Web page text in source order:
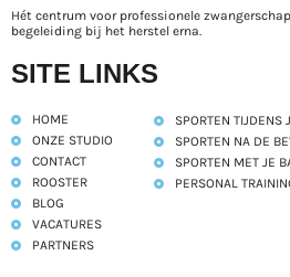
Hét centrum voor professionele
begeleiding bij het herstel erna.
SITE LINKS
HOME
ONZE STUDIO
CONTACT
ROOSTER
BLOG
VACATURES
PARTNERS
SPORTEN TIJDENS
SPORTEN NA DE
SPORTEN MET JE
PERSONAL